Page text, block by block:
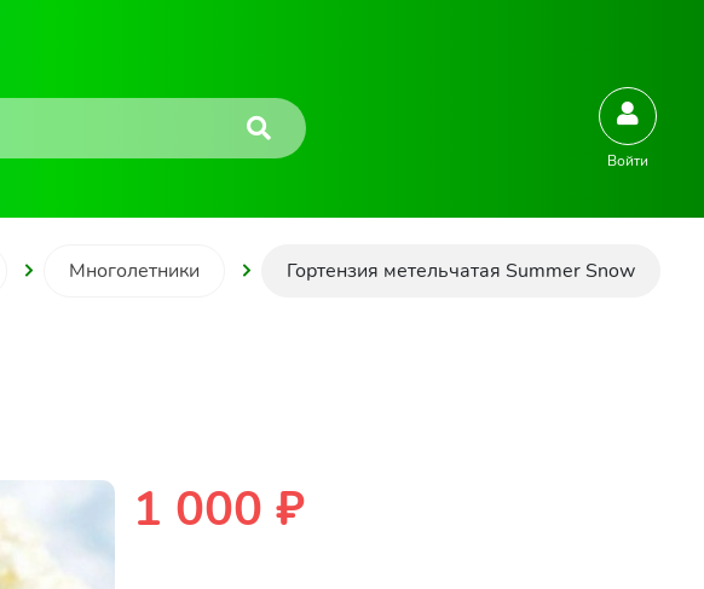
Войти
Многолетники Гортензия метельчатая Summer Snow
1 000 ₽